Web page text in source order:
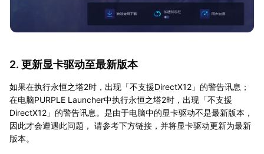
2. 更新显卡驱动至最新版本
如果在执行永恒之塔2时，出现「不支援DirectX12」的警告讯息；
在电脑PURPLE Launcher中执行永恒之塔2时，出现「不支援
DirectX12」的警告讯息。是由于电脑中的显卡驱动不是最新版本，
因此才会遭遇此问题， 请参考下方链接，并将显卡驱动更新为最新
版本。